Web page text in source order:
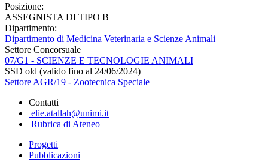
Posizione:
ASSEGNISTA DI TIPO B
Dipartimento:
Dipartimento di Medicina Veterinaria e Scienze Animali
Settore Concorsuale
07/G1 - SCIENZE E TECNOLOGIE ANIMALI
SSD old (valido fino al 24/06/2024)
Settore AGR/19 - Zootecnica Speciale
Contatti
elie.atallah@unimi.it
Rubrica di Ateneo
Progetti
Pubblicazioni